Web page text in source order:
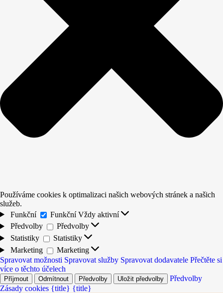
Používáme cookies k optimalizaci našich webových stránek a našich
služeb.
Funkční
Funkční Vždy aktivní
Předvolby
Předvolby
Statistiky
Statistiky
Marketing
Marketing
Spravovat možnosti Spravovat služby Spravovat dodavatele Přečtěte si
více o těchto účelech
Příjmout Odmítnout Předvolby Uložit předvolby
Předvolby
Zásady cookies {title} {title}